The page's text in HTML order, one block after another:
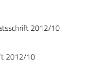
2012/10
2012/10